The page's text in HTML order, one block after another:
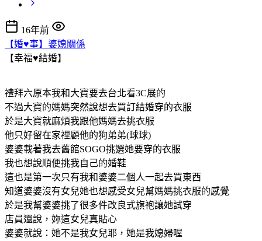
16年前
【婚♥事】婆媳關係
【幸福♥結婚】
禮拜六原本我和大寶要去台北看3C展的
不過大寶的媽媽突然說想去買訂結婚穿的衣服
於是大寶就麻煩我跟他媽媽去挑衣服
他只好留在家裡顧他的狗弟弟(球球)
婆婆載著我去舊館SOGO挑選她要穿的衣服
我也想說順便挑我自己的婚鞋
這也是第一次只有我和婆婆二個人一起去買東西
知道婆婆沒有女兒她也想感受女兒幫媽媽挑衣服的感覺
於是我幫婆婆挑了很多件改良式旗袍讓她試穿
店員還說，妳這女兒真貼心
婆婆就說：她不是我女兒耶，她是我媳婦喔